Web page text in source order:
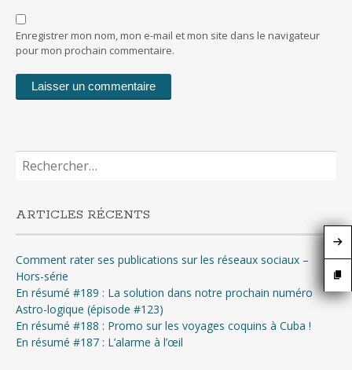
Enregistrer mon nom, mon e-mail et mon site dans le navigateur
pour mon prochain commentaire.
ARTICLES RÉCENTS
Comment rater ses publications sur les réseaux sociaux –
Hors-série
En résumé #189 : La solution dans notre prochain numéro
Astro-logique (épisode #123)
En résumé #188 : Promo sur les voyages coquins à Cuba !
En résumé #187 : L’alarme à l’œil